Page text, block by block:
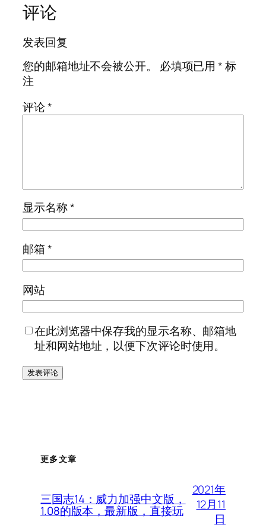
评论
发表回复
您的邮箱地址不会被公开。
必填项已用*标
注
评论*
显示名称*
邮箱*
网站
在此浏览器中保存我的显示名称、邮箱地
址和网站地址，以便下次评论时使用。
更多文章
三国志14：威力加强中文版，
1.08的版本，最新版，直接玩
2021年
12月11
日